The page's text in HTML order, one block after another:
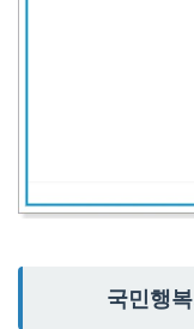
국민행